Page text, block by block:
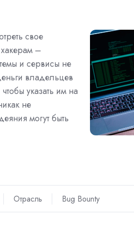
свое
–
и сервисы не
владельцев
указать им на
не
могут быть
Отрасль Bug Bounty